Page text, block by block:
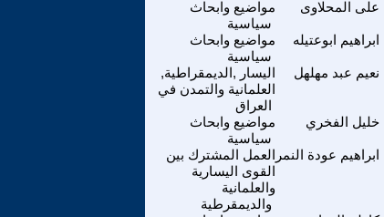
مواضيع وابحاث
سياسية
على المحلاوى
مواضيع وابحاث
سياسية
ابراهيم ابوعتيله
اليسار ,الديمقراطية,
العلمانية والتمدن في
العراق
نعيم عبد مهلهل
مواضيع وابحاث
سياسية
خليل الفخري
العمل المشترك بين
القوى اليسارية
والعلمانية
والديمقرطية
ابراهيم عودة النمر